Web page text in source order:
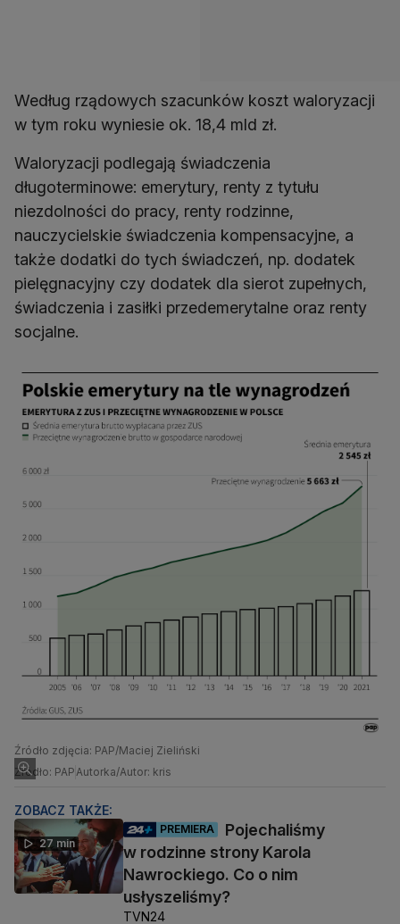
Według rządowych szacunków koszt waloryzacji
w tym roku wyniesie ok. 18,4 mld zł.
Waloryzacji podlegają świadczenia
długoterminowe: emerytury, renty z tytułu
niezdolności do pracy, renty rodzinne,
nauczycielskie świadczenia kompensacyjne, a
także dodatki do tych świadczeń, np. dodatek
pielęgnacyjny czy dodatek dla sierot zupełnych,
świadczenia i zasiłki przedemerytalne oraz renty
socjalne.
Źródło zdjęcia: PAP/Maciej Zieliński
Źródło: PAP Autorka/Autor: kris
ZOBACZ TAKŻE:
27 min
PREMIERA
Pojechaliśmy
w rodzinne strony Karola
Nawrockiego. Co o nim
usłyszeliśmy?
TVN24